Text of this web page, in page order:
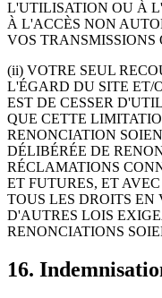
L'UTILISATION OU À
À L'ACCÈS NON
VOS TRANSMISSIONS
(ii) VOTRE SEUL
L'ÉGARD DU SITE ET/
EST DE CESSER
QUE CETTE
RENONCIATION
DÉLIBÉRÉE DE
RÉCLAMATIONS
ET FUTURES, ET
TOUS LES DROITS
D'AUTRES LOIS
RENONCIATIONS
16.